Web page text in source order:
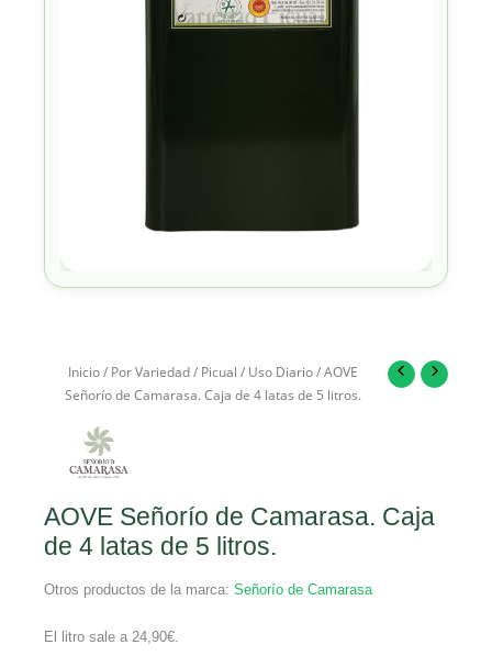
Inicio/ Por Variedad/ Picual / Uso Diario/ AOVE
Señorío de Camarasa. Caja de 4 latas de 5 litros.
AOVE Señorío de Camarasa. Caja
de 4 latas de 5 litros.
Otros productos de la marca: Señorío de Camarasa
El litro sale a 24,90€